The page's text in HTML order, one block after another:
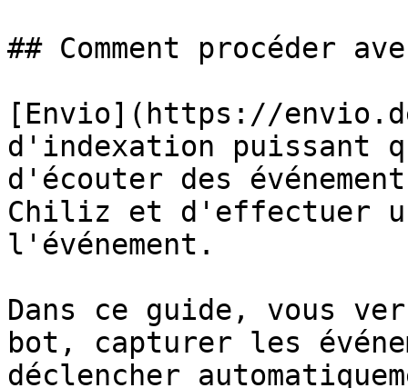
## Comment procéder
[Envio](https://
d'indexation puissant
d'écouter des
Chiliz et d'effectuer
l'événement.
Dans ce guide, vous
bot, capturer les
déclencher